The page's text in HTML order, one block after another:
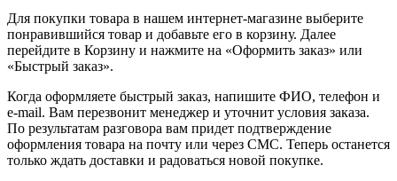
Для покупки товара в нашем интернет-магазине выберите
понравившийся товар и добавьте его в корзину. Далее
перейдите в Корзину и нажмите на «Оформить заказ» или
«Быстрый заказ».
Когда оформляете быстрый заказ, напишите ФИО, телефон и
e-mail. Вам перезвонит менеджер и уточнит условия заказа.
По результатам разговора вам придет подтверждение
оформления товара на почту или через СМС. Теперь останется
только ждать доставки и радоваться новой покупке.